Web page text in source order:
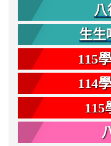
生生
115
114
115